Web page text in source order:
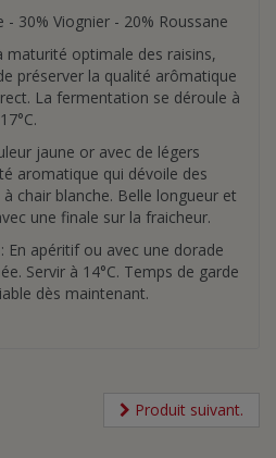
- 30% Viognier - 20% Roussane
maturité optimale des raisins,
préserver la qualité arômatique
La fermentation se déroule à
jaune or avec de légers
aromatique qui dévoile des
chair blanche. Belle longueur et
une finale sur la fraicheur.
: En apéritif ou avec une dorade
Servir à 14°C. Temps de garde
dès maintenant.
Produit suivant.